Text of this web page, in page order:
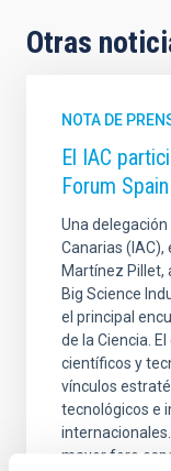
Otras
NOTA DE
El IAC
Forum
Una
Canarias
Martínez Pillet,
Big Science
el principal
de la Ciencia.
científicos y
vínculos
tecnológicos e
mayor foro